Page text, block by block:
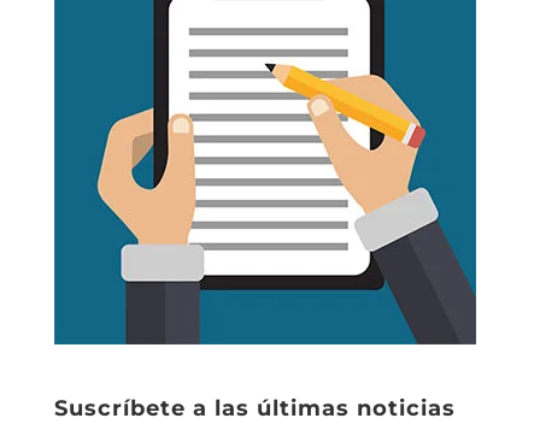
Suscríbete a las últimas noticias